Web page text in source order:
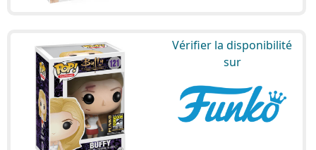
Vérifier la disponibilité
sur